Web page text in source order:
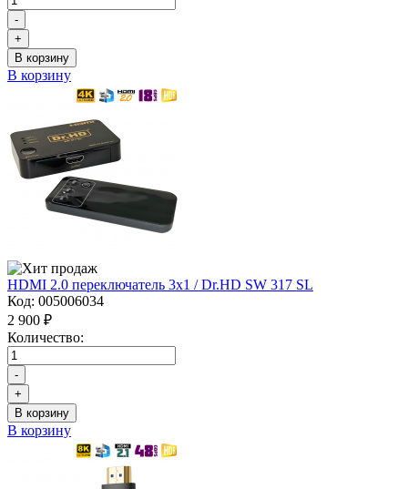
-
+
В корзину
В корзину
HDMI 2.0 переключатель 3x1 / Dr.HD SW 317 SL
Код: 005006034
2 900 ₽
Количество:
-
+
В корзину
В корзину